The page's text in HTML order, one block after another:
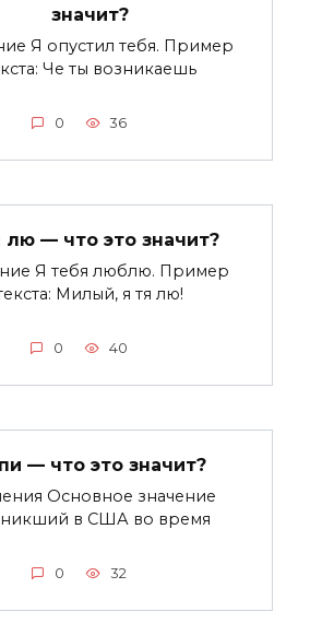
значит?
Я опустил тебя. Пример
Че ты возникаешь
0 36
лю — что это значит?
Я тебя люблю. Пример
Милый, я тя лю!
0 40
— что это значит?
Основное значение
в США во время
0 32